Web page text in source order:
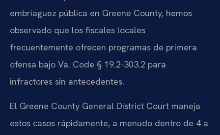
embriaguez pública en Greene County, hemos
observado que los fiscales locales
frecuentemente ofrecen programas de primera
ofensa bajo Va. Code § 19.2-303.2 para
infractores sin antecedentes.
El Greene County General District Court maneja
estos casos rápidamente, a menudo dentro de 4 a